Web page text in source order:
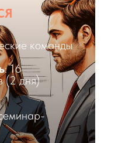
команды
: 16
(2 дня)